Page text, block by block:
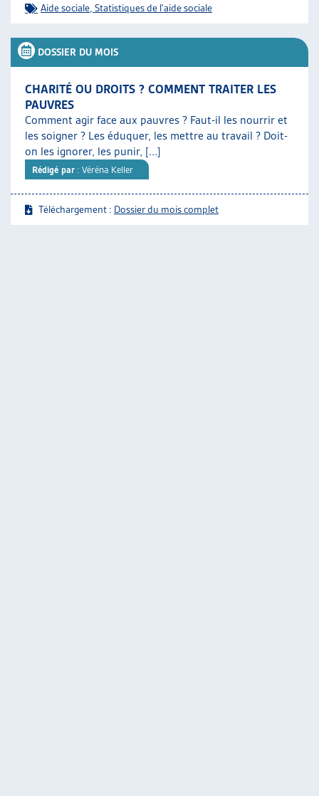
Aide sociale, Statistiques de l'aide sociale
DOSSIER DU MOIS
CHARITÉ OU DROITS ? COMMENT TRAITER LES
PAUVRES
Comment agir face aux pauvres ? Faut-il les nourrir et
les soigner ? Les éduquer, les mettre au travail ? Doit-
on les ignorer, les punir, [...]
Rédigé par : Véréna Keller
Téléchargement : Dossier du mois complet